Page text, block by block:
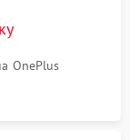
OnePlus